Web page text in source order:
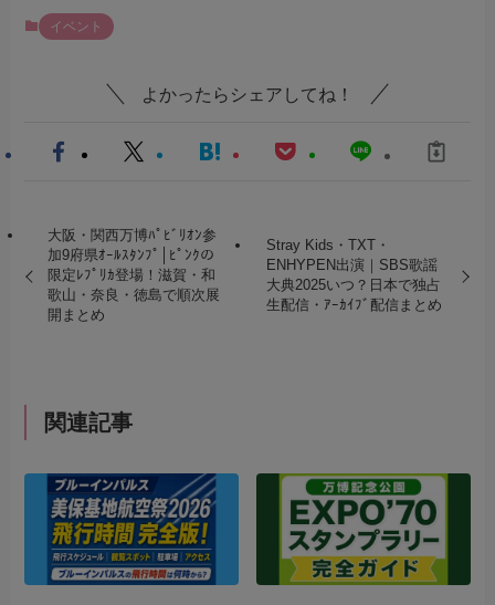
イベント
よかったらシェアしてね！
大阪・関西万博ﾊﾟﾋﾞﾘｵﾝ参
加9府県ｵｰﾙｽﾀﾝﾌﾟ│ﾋﾟﾝｸの
限定ﾚﾌﾟﾘｶ登場！滋賀・和
歌山・奈良・徳島で順次展
開まとめ
Stray Kids・TXT・
ENHYPEN出演｜SBS歌謡
大典2025いつ？日本で独占
生配信・ｱｰｶｲﾌﾞ配信まとめ
関連記事